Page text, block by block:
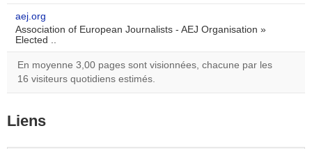
aej.org
Association of European Journalists - AEJ Organisation »
Elected ..
En moyenne 3,00 pages sont visionnées, chacune par les
16 visiteurs quotidiens estimés.
Liens